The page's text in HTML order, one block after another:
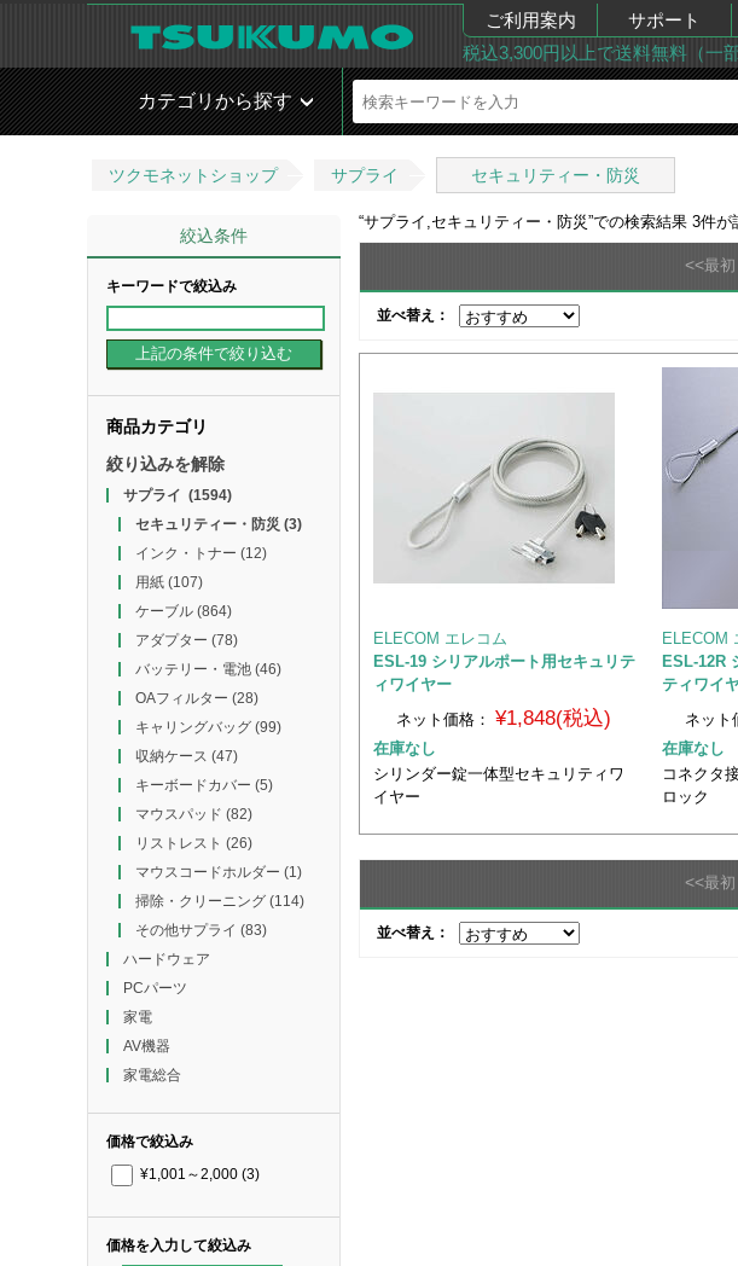
ご利用案内 サポート
税込3,300円以上で送料無料（一
カテゴリから探す
ツクモネットショップ サプライ セキュリティー・防災
絞込条件
キーワードで絞込み
商品カテゴリ
絞り込みを解除
サプライ (1594)
セキュリティー・防災 (3)
インク・トナー (12)
用紙(107)
ケーブル(864)
アダプター (78)
バッテリー・電池(46)
OAフィルター (28)
キャリングバッグ(99)
収納ケース (47)
キーボードカバー (5)
マウスパッド (82)
リストレスト (26)
マウスコードホルダー (1)
掃除・クリーニング(114)
その他サプライ (83)
ハードウェア
PCパーツ
家電
AV機器
家電総合
価格で絞込み
¥1,001～2,000 (3)
価格を入力して絞込み
“サプライ,セキュリティー・防災”での検索結果 3件が
<<最初
並べ替え：
ELECOM エレコム
ESL-19 シリアルポート用セキュリテ
ィワイヤー
ネット価格： ¥1,848(税込)
在庫なし
シリンダー錠一体型セキュリティワ
イヤー
ELECOM
ESL-12R
ティワイ
ネット
在庫なし
コネクタ
ロック
<<最初
並べ替え：